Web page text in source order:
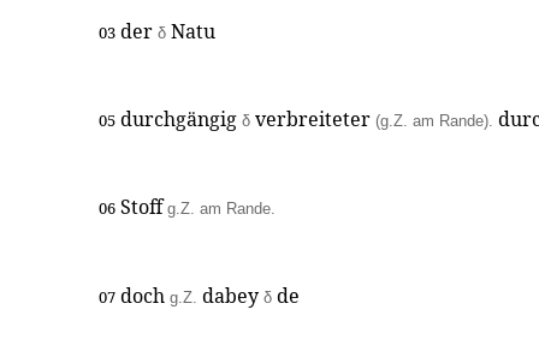
03 der δ Natu
05 durchgängig δ verbreiteter (g.Z. am Rande).
06 Stoffg.Z. am Rande.
07 doch g.Z. dabey δ de